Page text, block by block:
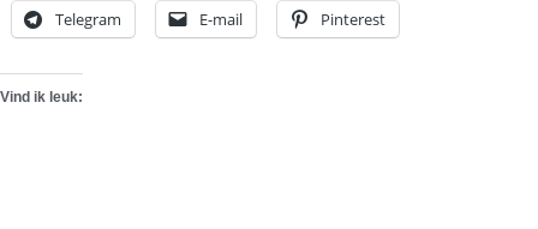
Telegram E-mail Pinterest
Vind ik leuk: